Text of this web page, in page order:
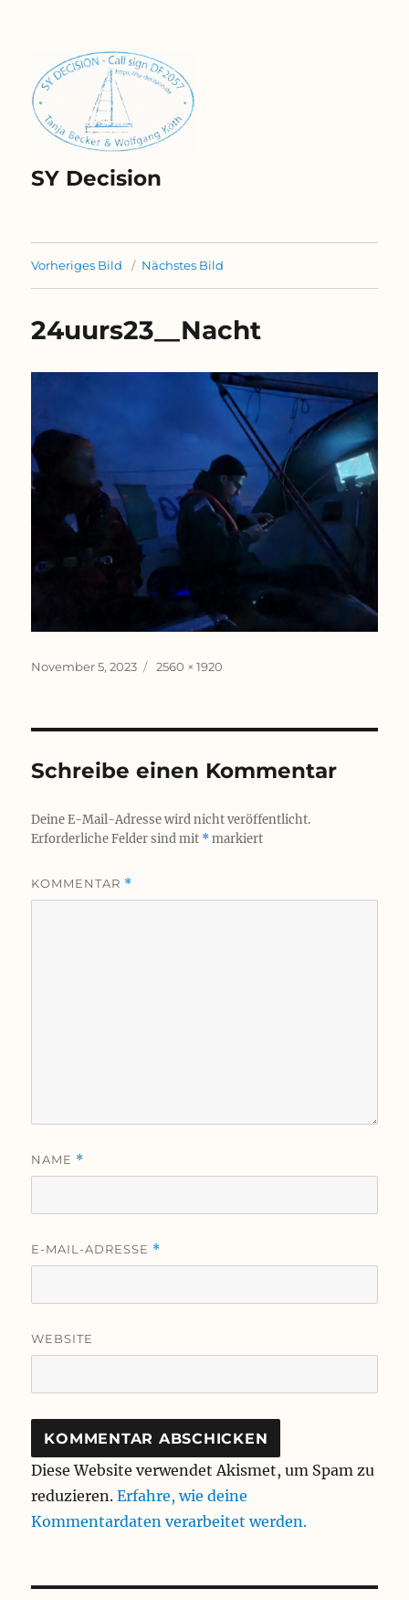
SY Decision
Vorheriges Bild Nächstes Bild
24uurs23__Nacht
Veröffentlicht
November 5, 2023 Originalgröße
2560 × 1920
Schreibe einen Kommentar
Deine E-Mail-Adresse wird nicht veröffentlicht.
Erforderliche Felder sind mit *markiert
KOMMENTAR *
NAME *
E-MAIL-ADRESSE *
WEBSITE
Diese Website verwendet Akismet, um Spam zu
reduzieren.Erfahre, wie deine
Kommentardaten verarbeitet werden.